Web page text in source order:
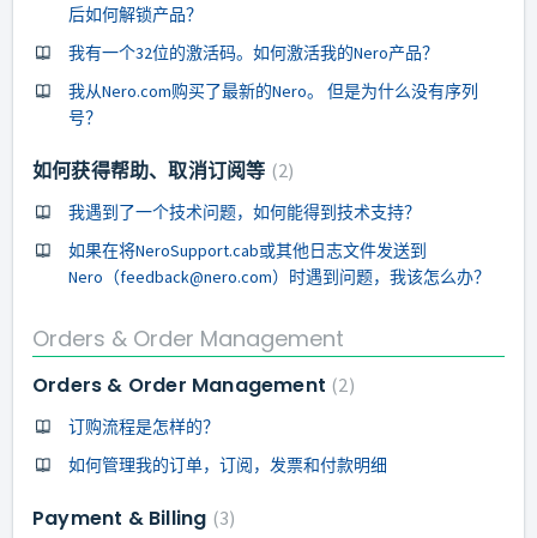
后如何解锁产品？
我有一个32位的激活码。如何激活我的Nero产品？
我从Nero.com购买了最新的Nero。 但是为什么没有序列
号？
如何获得帮助、取消订阅等 2
我遇到了一个技术问题，如何能得到技术支持？
如果在将NeroSupport.cab或其他日志文件发送到
Nero（feedback@nero.com）时遇到问题，我该怎么办？
Orders & Order Management
Orders & Order Management 2
订购流程是怎样的？
如何管理我的订单，订阅，发票和付款明细
Payment & Billing 3